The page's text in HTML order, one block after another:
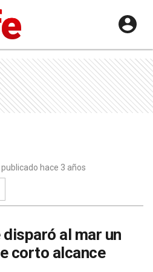
hace 3 años
al mar un
corto alcance